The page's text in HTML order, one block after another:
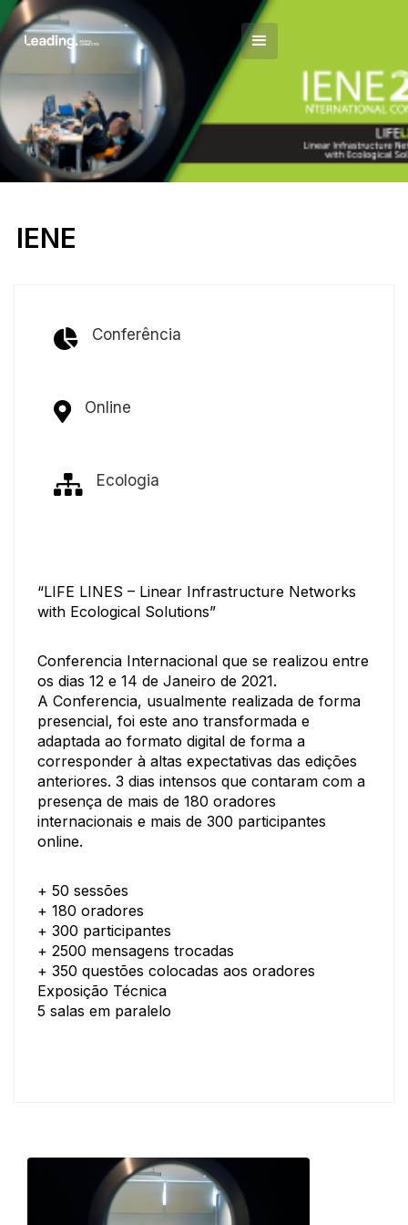
IENE
Conferência
Online
Ecologia
“LIFE LINES – Linear Infrastructure Networks
with Ecological Solutions”
Conferencia Internacional que se realizou entre
os dias 12 e 14 de Janeiro de 2021.
A Conferencia, usualmente realizada de forma
presencial, foi este ano transformada e
adaptada ao formato digital de forma a
corresponder à altas expectativas das edições
anteriores. 3 dias intensos que contaram com a
presença de mais de 180 oradores
internacionais e mais de 300 participantes
online.
+ 50 sessões
+ 180 oradores
+ 300 participantes
+ 2500 mensagens trocadas
+ 350 questões colocadas aos oradores
Exposição Técnica
5 salas em paralelo